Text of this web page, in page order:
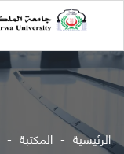
الرئيسية المكتبة